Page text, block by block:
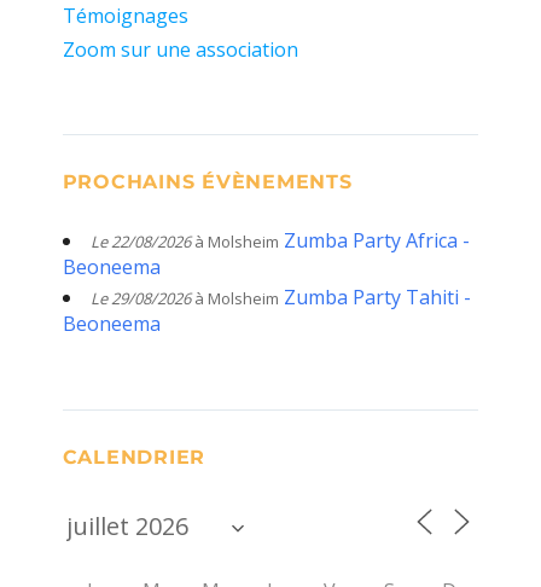
Témoignages
Zoom sur une association
PROCHAINS ÉVÈNEMENTS
Le 22/08/2026à Molsheim Zumba Party Africa -
Beoneema
Le 29/08/2026à Molsheim Zumba Party Tahiti -
Beoneema
CALENDRIER